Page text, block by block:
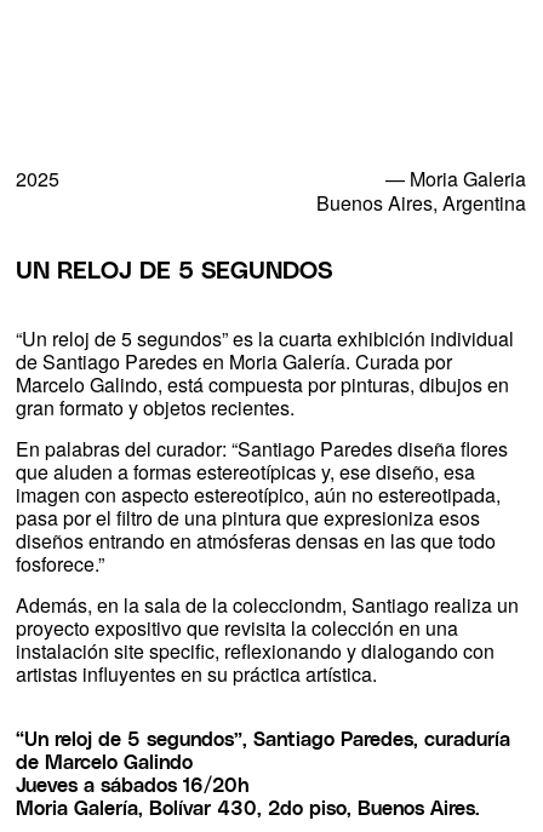
Proyectos y comisiones
Bio
Archivo
Worldwide
2025 — Moria Galeria
Buenos Aires, Argentina
UN RELOJ DE 5 SEGUNDOS
“Un reloj de 5 segundos” es la cuarta exhibición individual
de Santiago Paredes en Moria Galería. Curada por
Marcelo Galindo, está compuesta por pinturas, dibujos en
gran formato y objetos recientes.
En palabras del curador: “Santiago Paredes diseña flores
que aluden a formas estereotípicas y, ese diseño, esa
imagen con aspecto estereotípico, aún no estereotipada,
pasa por el filtro de una pintura que expresioniza esos
diseños entrando en atmósferas densas en las que todo
fosforece.”
Además, en la sala de la colecciondm, Santiago realiza un
proyecto expositivo que revisita la colección en una
instalación site specific, reflexionando y dialogando con
artistas influyentes en su práctica artística.
“Un reloj de 5 segundos”, Santiago Paredes, curaduría
de Marcelo Galindo
Jueves a sábados 16/20h
Moria Galería, Bolívar 430, 2do piso, Buenos Aires.